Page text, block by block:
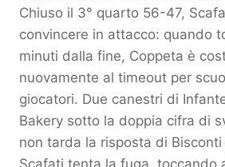
Chiuso il 3° quarto 56-47,
convincere in attacco: quando
minuti dalla fine, Coppeta è
nuovamente al timeout per
giocatori. Due canestri di
Bakery sotto la doppia cifra di
non tarda la risposta di
Scafati tenta la fuga, toccando